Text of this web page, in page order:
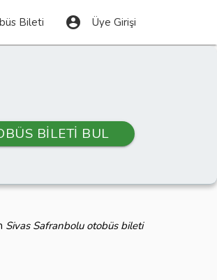
Bileti account_circle Üye Girişi
BİLETİ BUL
Sivas Safranbolu otobüs bileti